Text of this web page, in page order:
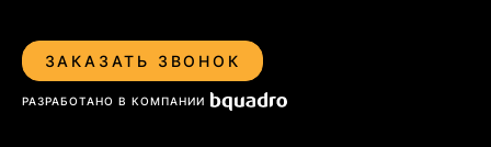
ЗАКАЗАТЬ ЗВОНОК
РАЗРАБОТАНО В КОМПАНИИ